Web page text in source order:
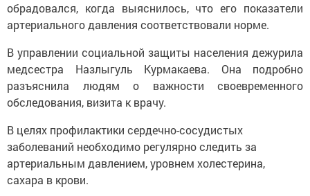
обрадовался, когда выяснилось, что его показатели
артериального давления соответствовали норме.
В управлении социальной защиты населения дежурила
медсестра Назлыгуль Курмакаева. Она подробно
разъяснила людям о важности своевременного
обследования, визита к врачу.
В целях профилактики сердечно-сосудистых
заболеваний необходимо регулярно следить за
артериальным давлением, уровнем холестерина,
сахара в крови.